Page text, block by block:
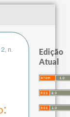
n.
Edição
Atual